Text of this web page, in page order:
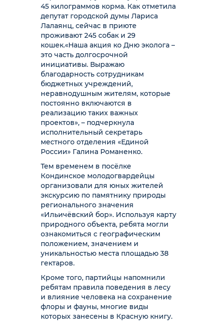
45 килограммов корма. Как отметила
депутат городской думы Лариса
Лалаянц, сейчас в приюте
проживают 245 собак и 29
кошек.«Наша акция ко Дню эколога –
это часть долгосрочной
инициативы. Выражаю
благодарность сотрудникам
бюджетных учреждений,
неравнодушным жителям, которые
постоянно включаются в
реализацию таких важных
проектов», – подчеркнула
исполнительный секретарь
местного отделения «Единой
России» Галина Романенко.
Тем временем в посёлке
Кондинское молодогвардейцы
организовали для юных жителей
экскурсию по памятнику природы
регионального значения
«Ильичёвский бор». Используя карту
природного объекта, ребята могли
ознакомиться с географическим
положением, значением и
уникальностью места площадью 38
гектаров.
Кроме того, партийцы напомнили
ребятам правила поведения в лесу
и влияние человека на сохранение
флоры и фауны, многие виды
которых занесены в Красную книгу.